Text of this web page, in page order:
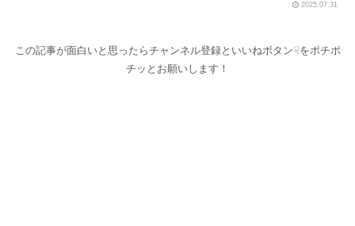
2025.07.31
この記事が面白いと思ったらチャンネル登録といいねボタン☟をポチポ
チッとお願いします！